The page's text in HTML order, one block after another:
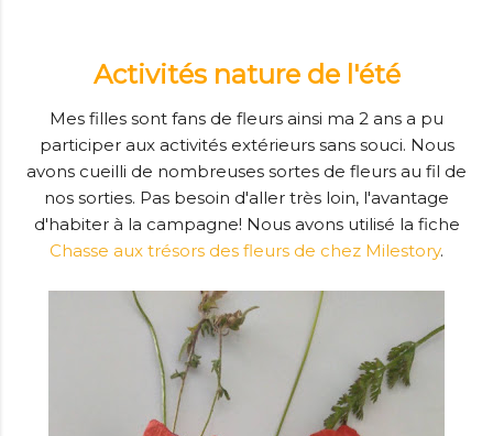
Activités nature de l'été
Mes filles sont fans de fleurs ainsi ma 2 ans a pu
participer aux activités extérieurs sans souci. Nous
avons cueilli de nombreuses sortes de fleurs au fil de
nos sorties. Pas besoin d'aller très loin, l'avantage
d'habiter à la campagne! Nous avons utilisé la fiche
Chasse aux trésors des fleurs de chez Milestory.